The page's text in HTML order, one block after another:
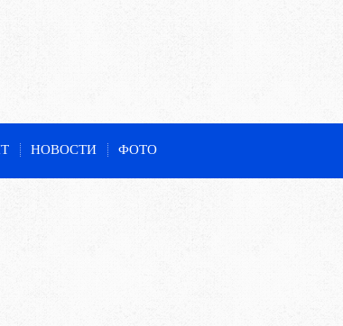
НОВОСТИ ФОТО